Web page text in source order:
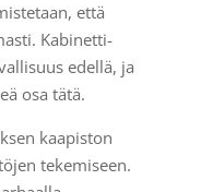
että
Kabinetti-
edellä, ja
osa tätä.
kaapiston
tekemiseen.